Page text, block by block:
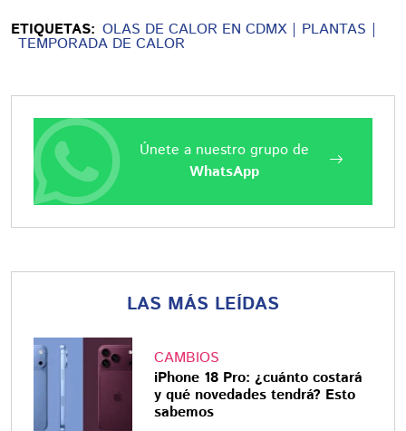
ETIQUETAS: OLAS DE CALOR EN CDMX PLANTAS
TEMPORADA DE CALOR
Únete a nuestro grupo de
WhatsApp
LAS MÁS LEÍDAS
CAMBIOS
iPhone 18 Pro: ¿cuánto costará
y qué novedades tendrá? Esto
sabemos